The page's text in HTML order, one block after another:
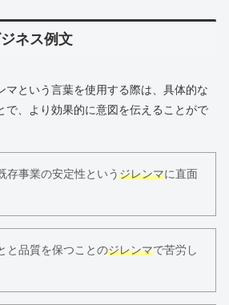
ジネス例文
マという言葉を使用する際は、具体的な
で、より効果的に意図を伝えることがで
存事業の安定性というジレンマに直面
と品質を保つことのジレンマで苦労し